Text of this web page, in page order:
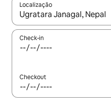
Localização
Quando os resultados
Check-in
Checkout